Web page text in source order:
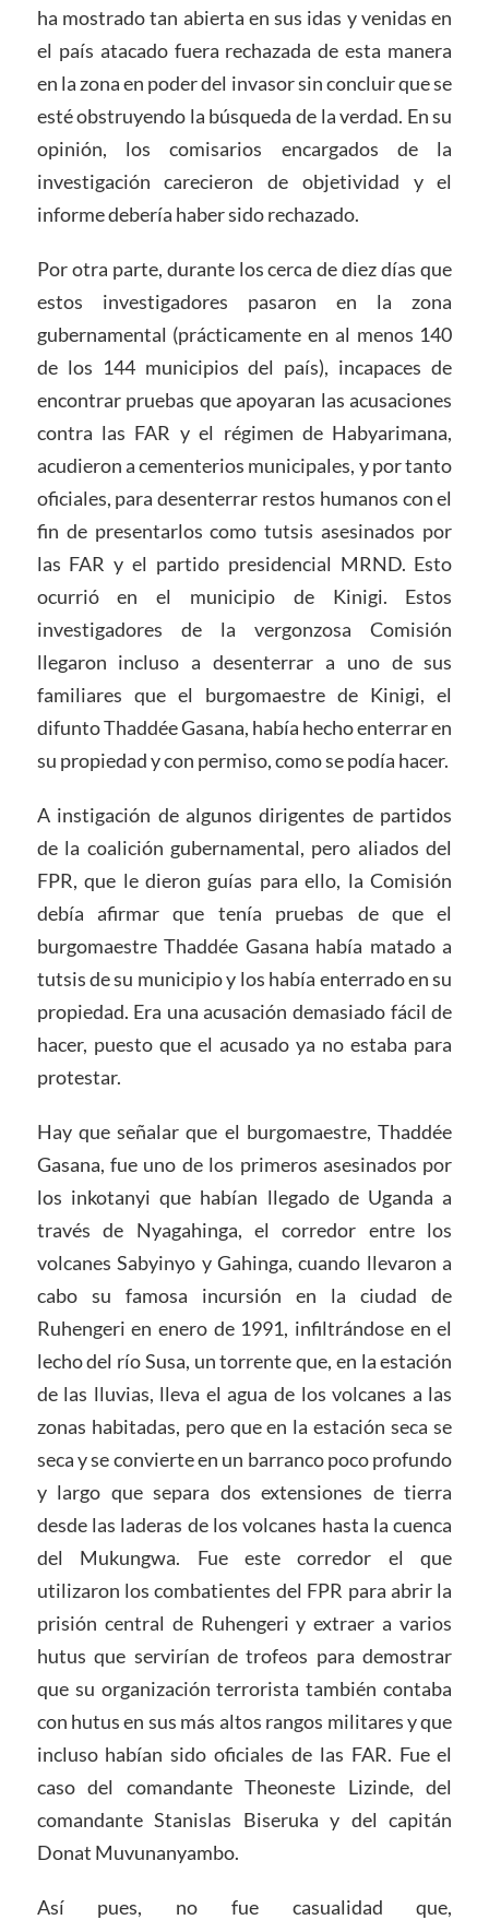
ha mostrado tan abierta en sus idas y venidas en
el país atacado fuera rechazada de esta manera
en la zona en poder del invasor sin concluir que se
esté obstruyendo la búsqueda de la verdad. En su
opinión, los comisarios encargados de la
investigación carecieron de objetividad y el
informe debería haber sido rechazado.
Por otra parte, durante los cerca de diez días que
estos investigadores pasaron en la zona
gubernamental (prácticamente en al menos 140
de los 144 municipios del país), incapaces de
encontrar pruebas que apoyaran las acusaciones
contra las FAR y el régimen de Habyarimana,
acudieron a cementerios municipales, y por tanto
oficiales, para desenterrar restos humanos con el
fin de presentarlos como tutsis asesinados por
las FAR y el partido presidencial MRND. Esto
ocurrió en el municipio de Kinigi. Estos
investigadores de la vergonzosa Comisión
llegaron incluso a desenterrar a uno de sus
familiares que el burgomaestre de Kinigi, el
difunto Thaddée Gasana, había hecho enterrar en
su propiedad y con permiso, como se podía hacer.
A instigación de algunos dirigentes de partidos
de la coalición gubernamental, pero aliados del
FPR, que le dieron guías para ello, la Comisión
debía afirmar que tenía pruebas de que el
burgomaestre Thaddée Gasana había matado a
tutsis de su municipio y los había enterrado en su
propiedad. Era una acusación demasiado fácil de
hacer, puesto que el acusado ya no estaba para
protestar.
Hay que señalar que el burgomaestre, Thaddée
Gasana, fue uno de los primeros asesinados por
los inkotanyi que habían llegado de Uganda a
través de Nyagahinga, el corredor entre los
volcanes Sabyinyo y Gahinga, cuando llevaron a
cabo su famosa incursión en la ciudad de
Ruhengeri en enero de 1991, infiltrándose en el
lecho del río Susa, un torrente que, en la estación
de las lluvias, lleva el agua de los volcanes a las
zonas habitadas, pero que en la estación seca se
seca y se convierte en un barranco poco profundo
y largo que separa dos extensiones de tierra
desde las laderas de los volcanes hasta la cuenca
del Mukungwa. Fue este corredor el que
utilizaron los combatientes del FPR para abrir la
prisión central de Ruhengeri y extraer a varios
hutus que servirían de trofeos para demostrar
que su organización terrorista también contaba
con hutus en sus más altos rangos militares y que
incluso habían sido oficiales de las FAR. Fue el
caso del comandante Theoneste Lizinde, del
comandante Stanislas Biseruka y del capitán
Donat Muvunanyambo.
Así pues, no fue casualidad que,